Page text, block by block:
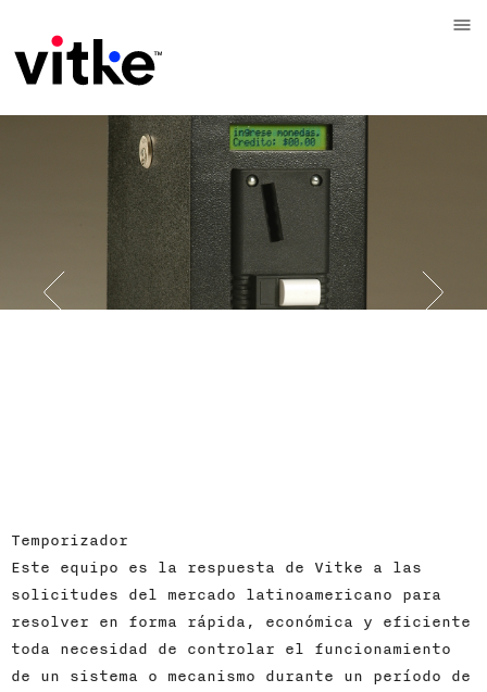
Temporizador
Este equipo es la respuesta de Vitke a las
solicitudes del mercado latinoamericano para
resolver en forma rápida, económica y eficiente
toda necesidad de controlar el funcionamiento
de un sistema o mecanismo durante un período de